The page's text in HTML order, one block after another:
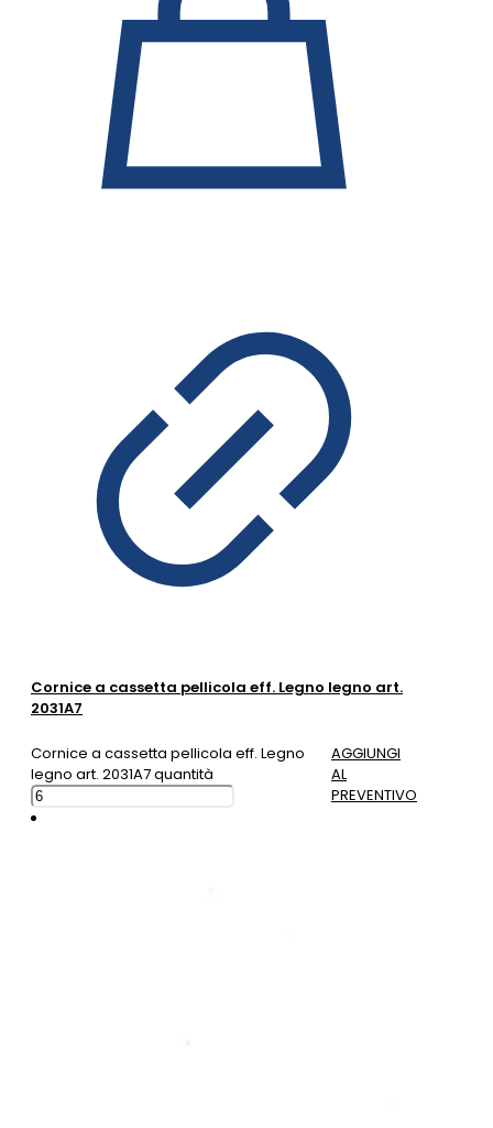
Cornice a cassetta pellicola eff. Legno legno art.
2031A7
Cornice a cassetta pellicola eff. Legno
legno art. 2031A7 quantità
AGGIUNGI
AL
PREVENTIVO